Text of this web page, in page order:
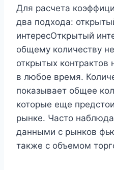
Для расчета
два подхода:
интересОткрытый
общему количеству
открытых контрактов
в любое время.
показывает общее
которые еще
рынке. Часто
данными с рынков
также с объемом